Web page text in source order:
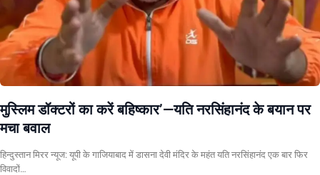
मुस्लिम डॉक्टरों का करें बहिष्कार’—यति नरसिंहानंद के बयान पर
मचा बवाल
हिन्दुस्तान मिरर न्यूज: यूपी के गाजियाबाद में डासना देवी मंदिर के महंत यति नरसिंहानंद एक बार फिर
विवादों…